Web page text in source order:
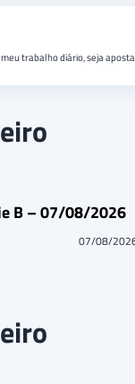
trabalho diário, seja
B – 07/08/2026
07/08/